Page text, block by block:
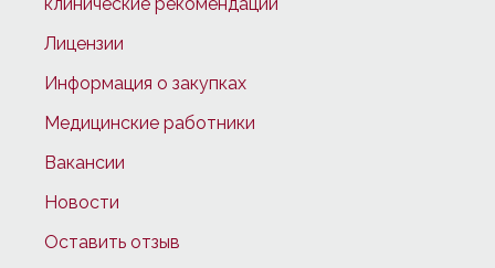
Лицензии
Информация о закупках
Медицинские работники
Вакансии
Новости
Оставить отзыв